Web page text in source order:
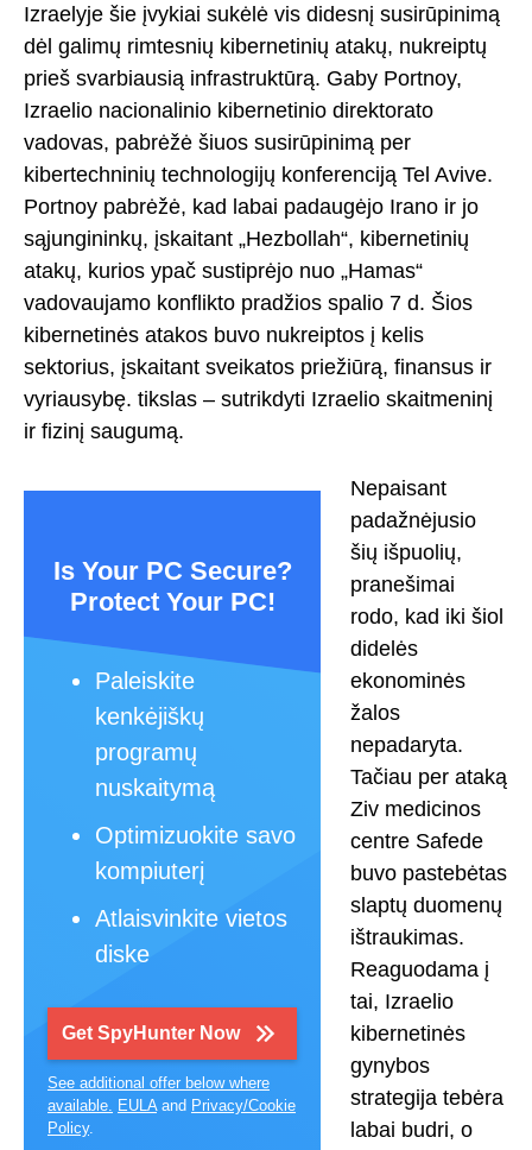
Izraelyje šie įvykiai sukėlė vis didesnį susirūpinimą
dėl galimų rimtesnių kibernetinių atakų, nukreiptų
prieš svarbiausią infrastruktūrą. Gaby Portnoy,
Izraelio nacionalinio kibernetinio direktorato
vadovas, pabrėžė šiuos susirūpinimą per
kibertechninių technologijų konferenciją Tel Avive.
Portnoy pabrėžė, kad labai padaugėjo Irano ir jo
sąjungininkų, įskaitant „Hezbollah“, kibernetinių
atakų, kurios ypač sustiprėjo nuo „Hamas“
vadovaujamo konflikto pradžios spalio 7 d. Šios
kibernetinės atakos buvo nukreiptos į kelis
sektorius, įskaitant sveikatos priežiūrą, finansus ir
vyriausybę. tikslas – sutrikdyti Izraelio skaitmeninį
ir fizinį saugumą.
Is Your PC Secure?
Protect Your PC!
Paleiskite
kenkėjiškų
programų
nuskaitymą
Optimizuokite savo
kompiuterį
Atlaisvinkite vietos
diske
Get SpyHunter Now
See additional offer below where
available. EULAand Privacy/Cookie
Policy.
Nepaisant
padažnėjusio
šių išpuolių,
pranešimai
rodo, kad iki šiol
didelės
ekonominės
žalos
nepadaryta.
Tačiau per ataką
Ziv medicinos
centre Safede
buvo pastebėtas
slaptų duomenų
ištraukimas.
Reaguodama į
tai, Izraelio
kibernetinės
gynybos
strategija tebėra
labai budri, o